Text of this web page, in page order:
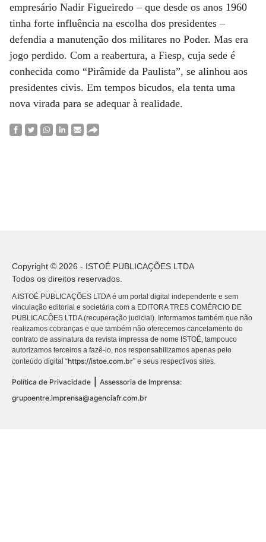
empresário Nadir Figueiredo – que desde os anos 1960
tinha forte influência na escolha dos presidentes –
defendia a manutenção dos militares no Poder. Mas era
jogo perdido. Com a reabertura, a Fiesp, cuja sede é
conhecida como “Pirâmide da Paulista”, se alinhou aos
presidentes civis. Em tempos bicudos, ela tenta uma
nova virada para se adequar à realidade.
Copyright © 2026 - ISTOÉ PUBLICAÇÕES LTDA
Todos os direitos reservados.
A ISTOÉ PUBLICAÇÕES LTDA é um portal digital independente e sem
vinculação editorial e societária com a EDITORA TRES COMÉRCIO DE
PUBLICACÕES LTDA (recuperação judicial). Informamos também que não
realizamos cobranças e que também não oferecemos cancelamento do
contrato de assinatura da revista impressa de nome ISTOÉ, tampouco
autorizamos terceiros a fazê-lo, nos responsabilizamos apenas pelo
conteúdo digital “https://istoe.com.br” e seus respectivos sites.
Política de Privacidade
Assessoria de Imprensa:
grupoentre.imprensa@agenciafr.com.br